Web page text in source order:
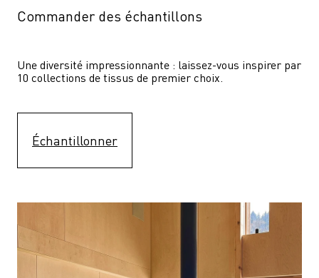
Commander des échantillons
Une diversité impressionnante : laissez-vous inspirer par
10 collections de tissus de premier choix.
Échantillonner